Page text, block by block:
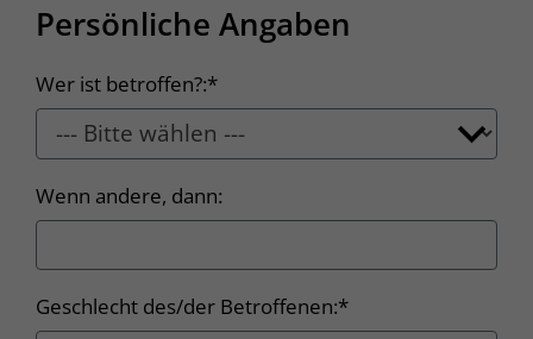
Persönliche Angaben
Wer ist betroffen?:*
Wenn andere, dann:
Geschlecht des/der Betroffenen:*